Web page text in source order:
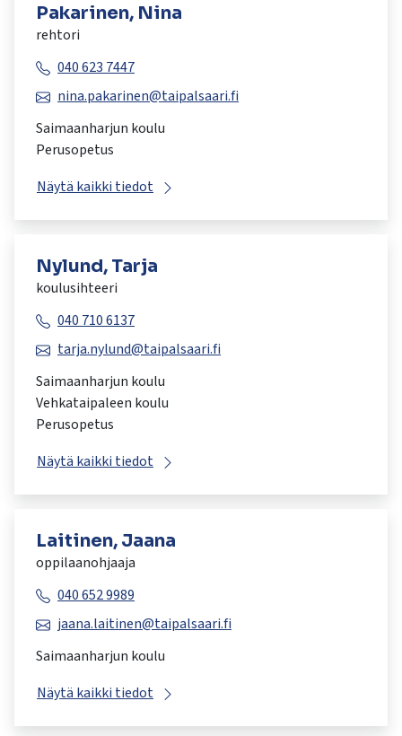
Pakarinen, Nina
rehtori
040 623 7447
nina.pakarinen@taipalsaari.fi
Saimaanharjun koulu
Perusopetus
Näytä kaikki tiedot
Nylund, Tarja
koulusihteeri
040 710 6137
tarja.nylund@taipalsaari.fi
Saimaanharjun koulu
Vehkataipaleen koulu
Perusopetus
Näytä kaikki tiedot
Laitinen, Jaana
oppilaanohjaaja
040 652 9989
jaana.laitinen@taipalsaari.fi
Saimaanharjun koulu
Näytä kaikki tiedot